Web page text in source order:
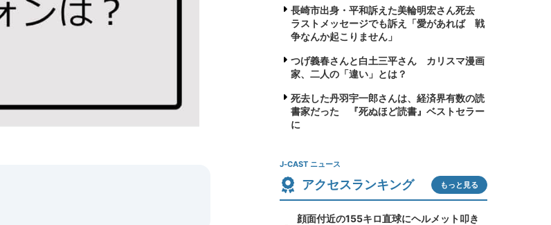
長崎市出身・平和訴えた美輪明宏さん死去
ラストメッセージでも訴え「愛があれば 戦
争なんか起こりません」
つげ義春さんと白土三平さん カリスマ漫画
家、二人の「違い」とは？
死去した丹羽宇一郎さんは、経済界有数の読
書家だった 『死ぬほど読書』ベストセラー
に
J-CAST ニュース
アクセスランキング もっと見る
顔面付近の155キロ直球にヘルメット叩き